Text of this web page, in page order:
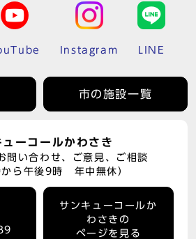
Instagram LINE
市の施設一覧
ューコールかわさき
問い合わせ、ご意見、ご相談
から午後9時 年中無休）
サンキューコールか
わさきの
ページを見る